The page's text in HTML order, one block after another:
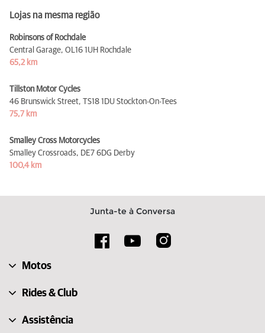
Lojas na mesma região
Robinsons of Rochdale
Central Garage, OL16 1UH Rochdale
65,2 km
Tillston Motor Cycles
46 Brunswick Street, TS18 1DU Stockton-On-Tees
75,7 km
Smalley Cross Motorcycles
Smalley Crossroads, DE7 6DG Derby
100,4 km
Junta-te à Conversa
Motos
Rides & Club
Assistência